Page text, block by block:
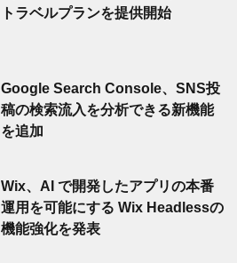
トラベルプランを提供開始
Google Search Console、SNS投
稿の検索流入を分析できる新機能
を追加
Wix、AI で開発したアプリの本番
運用を可能にする Wix Headlessの
機能強化を発表